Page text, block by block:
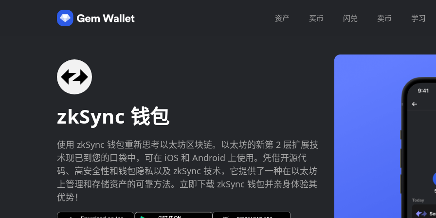
资产 买币 闪兑 卖币 学习
zkSync 钱包
使用 zkSync 钱包重新思考以太坊区块链。以太坊的新第 2 层扩展技
术现已到您的口袋中，可在 iOS 和 Android 上使用。凭借开源代
码、高安全性和钱包隐私以及 zkSync 技术，它提供了一种在以太坊
上管理和存储资产的可靠方法。立即下载 zkSync 钱包并亲身体验其
优势！